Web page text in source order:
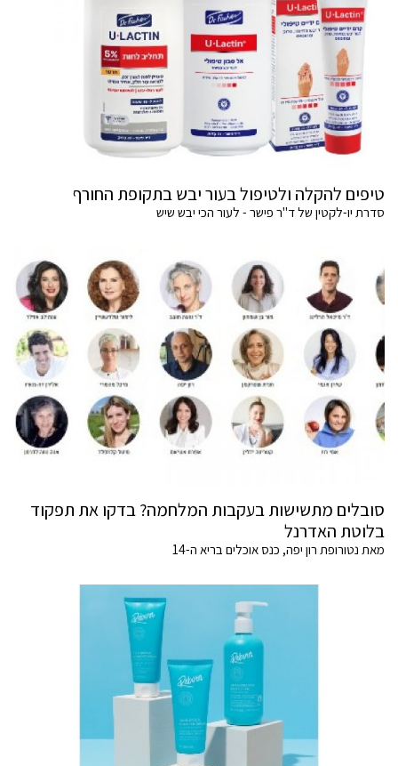
טיפים להקלה ולטיפול בעור יבש בתקופת החורף
סדרת יו-לקטין של ד"ר פישר - לעור הכי יבש שיש
סובלים מתשישות בעקבות המלחמה? בדקו את תפקוד
בלוטת האדרנל
מאת נטורופת רון יפה, כנס אוכלים בריא ה-14